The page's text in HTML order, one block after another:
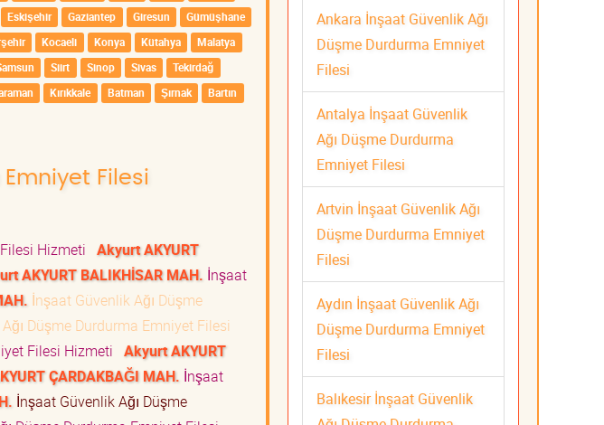
Eskişehir Gaziantep Giresun
Gümüşhane
Kocaeli Konya Kütahya
Malatya
Siirt Sinop Sivas
Tekirdağ
Kırıkkale Batman Şırnak
Bartın
Filesi
Hizmeti Akyurt AKYURT
AKYURT BALIKHİSAR MAH. İnşaat
İnşaat Güvenlik Ağı Düşme
Düşme Durdurma Emniyet Filesi
Filesi Hizmeti Akyurt AKYURT
ÇARDAKBAĞI MAH. İnşaat
İnşaat Güvenlik Ağı Düşme
Ankara İnşaat Güvenlik Ağı
Düşme Durdurma Emniyet
Filesi
Antalya İnşaat Güvenlik
Ağı Düşme Durdurma
Emniyet Filesi
Artvin İnşaat Güvenlik Ağı
Düşme Durdurma Emniyet
Filesi
Aydın İnşaat Güvenlik Ağı
Düşme Durdurma Emniyet
Filesi
Balıkesir İnşaat Güvenlik